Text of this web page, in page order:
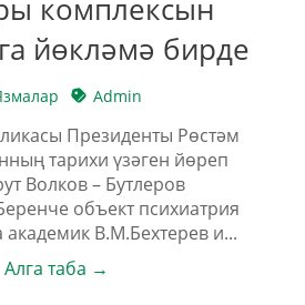
комплексын
йөкләмә бирде
Admin
Президенты Рөстәм
тарихи үзәген йөреп
Волков – Бутлеров
объект психиатрия
В.М.Бехтерев и...
Алга таба →